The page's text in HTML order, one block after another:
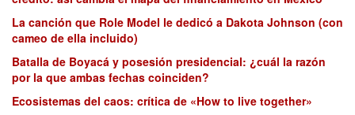
La canción que Role Model le dedicó a Dakota Johnson (con
cameo de ella incluido)
Batalla de Boyacá y posesión presidencial: ¿cuál la razón
por la que ambas fechas coinciden?
Ecosistemas del caos: crítica de «How to live together»